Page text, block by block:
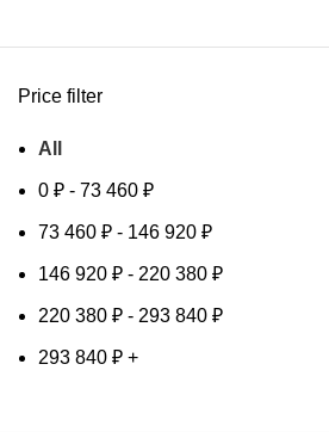
Price filter
All
0 ₽ - 73 460 ₽
73 460 ₽ - 146 920 ₽
146 920 ₽ - 220 380 ₽
220 380 ₽ - 293 840 ₽
293 840 ₽ +